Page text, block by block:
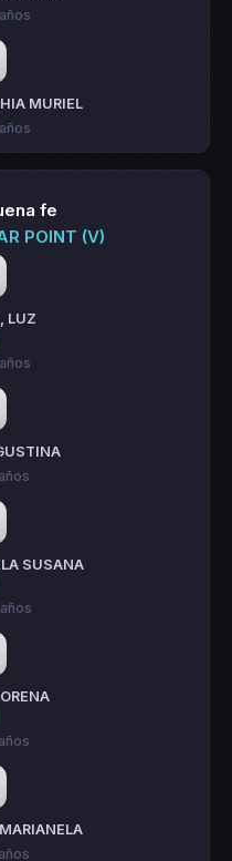
MURIEL
fe
POINT (V)
LUZ
SUSANA